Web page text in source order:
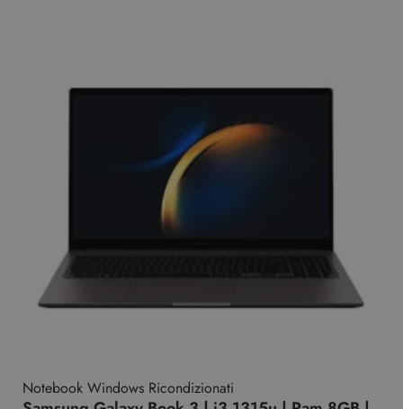
Notebook Windows Ricondizionati